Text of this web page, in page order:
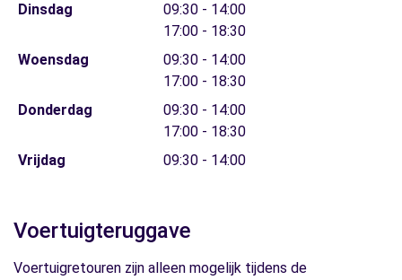
Dinsdag
09:30 - 14:00
17:00 - 18:30
Woensdag
09:30 - 14:00
17:00 - 18:30
Donderdag
09:30 - 14:00
17:00 - 18:30
Vrijdag
09:30 - 14:00
Voertuigteruggave
Voertuigretouren zijn alleen mogelijk tijdens de